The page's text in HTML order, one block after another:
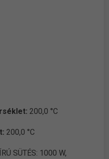
200,0 °C
200,0 °C
SÜTÉS: 1000 W,